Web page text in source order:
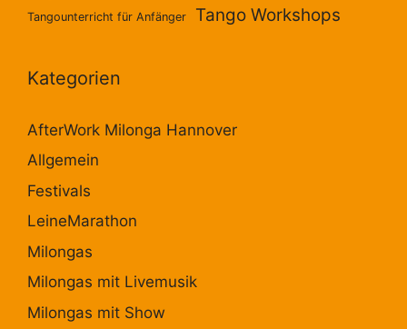
Tangounterricht für Anfänger
Tango Workshops
Kategorien
AfterWork Milonga Hannover
Allgemein
Festivals
LeineMarathon
Milongas
Milongas mit Livemusik
Milongas mit Show